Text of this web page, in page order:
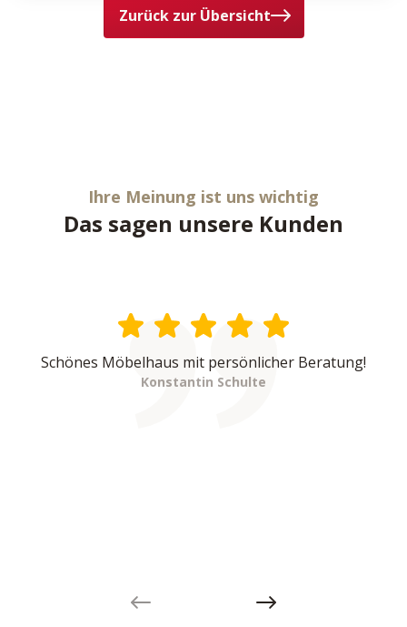
Zurück zur Übersicht
Ihre Meinung ist uns wichtig
Das sagen unsere Kunden
Schönes Möbelhaus mit persönlicher Beratung!
Konstantin Schulte
Next slide